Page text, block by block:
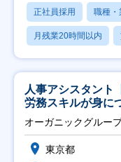
正社員採用 職種・
月残業20時間以内
人事アシスタント
労務スキルが身に
会社】
オーガニックグルー
東京都